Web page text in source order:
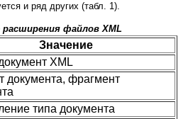
и ряд других (табл. 1).
файлов XML
Значение
XML
документа, фрагмент
типа документа